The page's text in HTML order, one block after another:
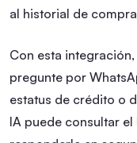
al historial de
Con esta
pregunte por
estatus de crédito o
IA puede consultar el